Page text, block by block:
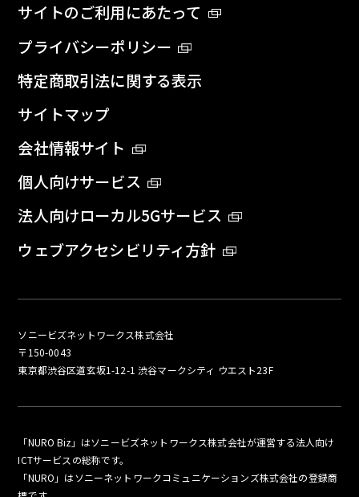
サイトのご利用にあたって
プライバシーポリシー
特定商取引法に関する表示
サイトマップ
会社情報サイト
個人向けサービス
法人向けローカル5Gサービス
ウェブアクセシビリティ方針
ソニービズネットワークス株式会社
〒150-0043
東京都渋谷区道玄坂1-12-1 渋谷マークシティ ウエスト23F
「NURO Biz」はソニービズネットワークス株式会社が運営する法人向け
ICTサービスの総称です。
「NURO」はソニーネットワークコミュニケーションズ株式会社の登録商